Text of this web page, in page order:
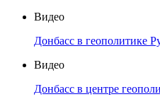
Видео
Донбасс в геополитике
Видео
Донбасс в центре